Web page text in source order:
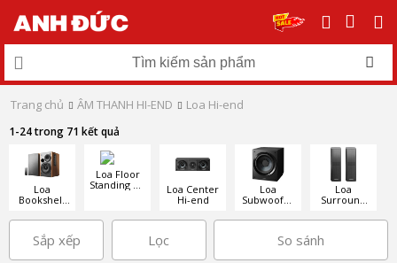
Trang chủ ÂM THANH HI-END Loa Hi-end
1-24 trong 71 kết quả
Loa
Bookshelf
Loa Floor
Standing Hi-
Loa Center
Hi-end
Loa
Subwoofer
Loa
Surround
Sắp xếp Lọc So sánh